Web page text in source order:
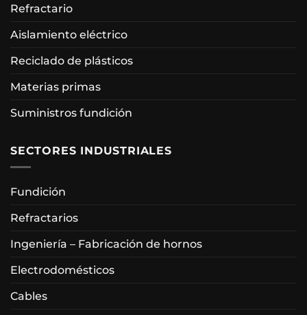
Refractario
Aislamiento eléctrico
Reciclado de plásticos
Materias primas
Suministros fundición
SECTORES INDUSTRIALES
Fundición
Refractarios
Ingeniería – Fabricación de hornos
Electrodomésticos
Cables